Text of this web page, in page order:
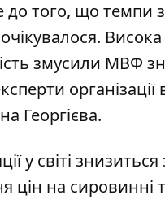
того, що темпи
змусили МВФ
Георгієва.
у світі
цін на